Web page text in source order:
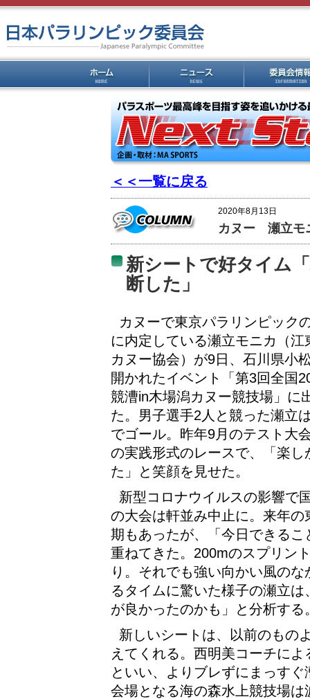
＜＜一覧に戻る
2020年8月13日
カヌー 瀬立モ
新シートで好タイム
断した」
カヌーで東京パラリンピック
に内定している瀬立モニカ（江
カヌー協会）が9日、石川県小
開かれたイベント「第3回全国
競漕in木場潟カヌー競技場」に
た。男子選手2人と競った瀬立
でゴール。昨年9月のテスト大
の実践形式のレースで、「楽し
た」と笑顔を見せた。
新型コロナウイルスの影響で
の大会は軒並み中止に。来年
期もあったが、「今日できる
重ねてきた。200mのスプリン
り。それでも強い向かい風の
るタイムに驚いた様子の瀬立
が良かったのかも」と分析する
新しいシートは、以前のもの
えてくれる。西明美コーチに
といい、よりブレずにまっす
会場となる海の森水上競技場